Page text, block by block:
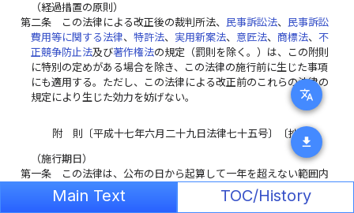
translate
download
（経過措置の原則）
第二条
この法律による改正後の裁判所法、民事訴訟法、民事訴訟
費用等に関する法律、特許法、 実用新案法、 意匠法、 商標法、不
正競争防止法及び著作権法の規定（罰則を除く。）は、この附則
に特別の定めがある場合を除き、この法律の施行前に生じた事項
にも適用する。ただし、この法律による改正前のこれらの法律の
規定により生じた効力を妨げない。
附 則〔平成十七年六月二十九日法律七十五号〕〔抄〕
（施行期日）
第一条
この法律は、公布の日から起算して一年を超えない範囲内
において政令で定める日から施行する。ただし、附則第三条、第
十三条及び第十四条の規定は、犯罪の国際化及び組織化並びに情
Main Text TOC/History